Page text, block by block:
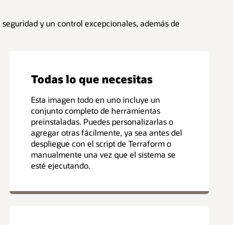
y un control excepcionales, además de
Todas lo que necesitas
Esta imagen todo en uno incluye un
conjunto completo de herramientas
preinstaladas. Puedes personalizarlas o
agregar otras fácilmente, ya sea antes del
despliegue con el script de Terraform o
manualmente una vez que el sistema se
esté ejecutando.